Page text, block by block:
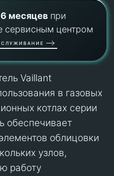
6 месяцевпри
сервисным центром
Vaillant
в газовых
котлах серии
обеспечивает
облицовки
узлов,
работу